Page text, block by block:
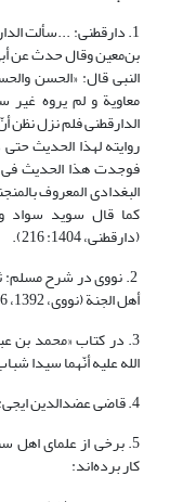
1. دارقطنی: ...سألت
بن‌معین وقال حدث عن
النبی قال: «الحسن
معاویة و لم یروه غیر
الدارقطنی فلم نزل نظن
روایته لهذا الحدیث
فوجدت هذا الحدیث
البغدادی المعروف
کما قال سوید سواد
(دارقطنی، 1404: 216).
أهل الجنة (نووی، 1392، 16: 41).
3. در کتاب «محمد
الله علیه أنّهما سیدا شباب
4. قاضی عضدالدین ایجی: «هذا مما لا شبهة فیه (ایجی، 1997، 3: 638).
5. برخی از علمای اهل
کار برده‌اند: